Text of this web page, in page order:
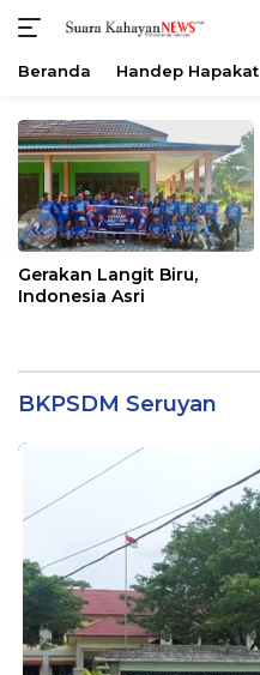
konten
Beranda Handep Hapakat
«
Gerakan Langit Biru,
Indonesia Asri
BKPSDM Seruyan